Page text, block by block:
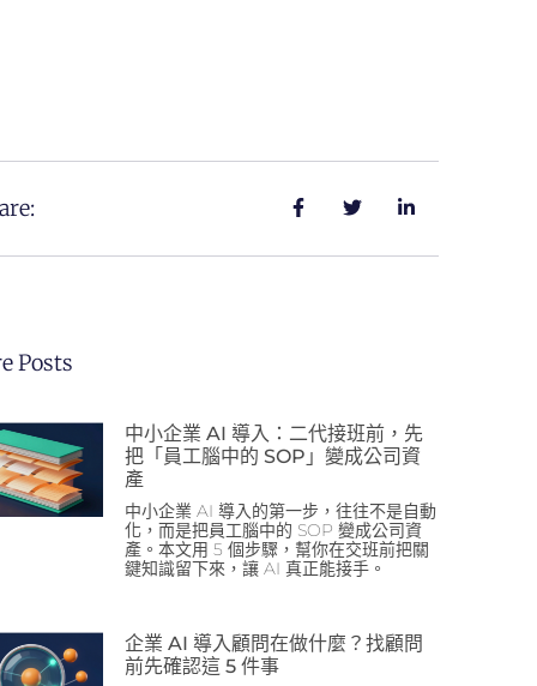
Posts
中小企業 AI 導入：二代接班前，先
把「員工腦中的 SOP」變成公司資
產
中小企業 AI 導入的第一步，往往不是自動
化，而是把員工腦中的 SOP 變成公司資
產。本文用 5 個步驟，幫你在交班前把關
鍵知識留下來，讓 AI 真正能接手。
企業 AI 導入顧問在做什麼？找顧問
前先確認這 5 件事